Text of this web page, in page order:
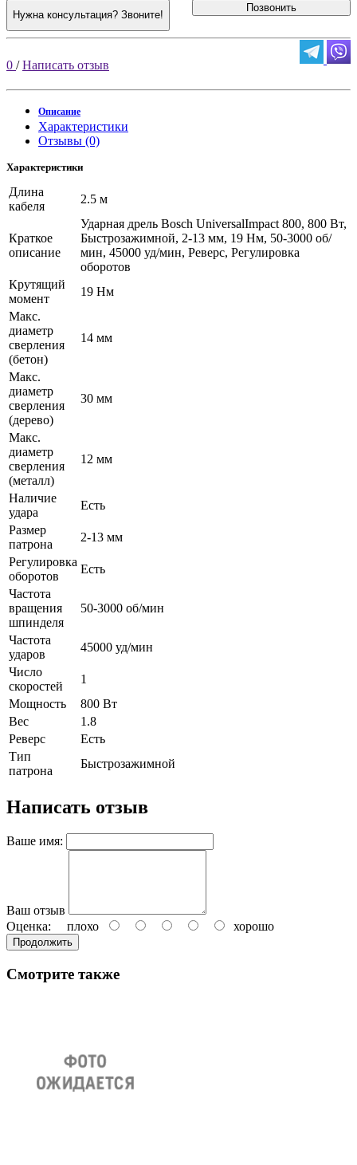
Нужна консультация? Звоните!
Позвонить
0 /Написать отзыв
Описание
Характеристики
Отзывы (0)
Характеристики
Длина
кабеля
2.5 м
Краткое
описание
Ударная дрель Bosch UniversalImpact 800, 800 Вт,
Быстрозажимной, 2-13 мм, 19 Нм, 50-3000 об/
мин, 45000 уд/мин, Реверс, Регулировка
оборотов
Крутящий
момент
19 Нм
Макс.
диаметр
сверления
(бетон)
14 мм
Макс.
диаметр
сверления
(дерево)
30 мм
Макс.
диаметр
сверления
(металл)
12 мм
Наличие
удара
Есть
Размер
патрона
2-13 мм
Регулировка
оборотов
Есть
Частота
вращения
шпинделя
50-3000 об/мин
Частота
ударов
45000 уд/мин
Число
скоростей
1
Мощность
800 Вт
Вес
1.8
Реверс
Есть
Тип
патрона
Быстрозажимной
Написать отзыв
Ваше имя:
Ваш отзыв
Оценка: плохо хорошо
Продолжить
Смотрите также